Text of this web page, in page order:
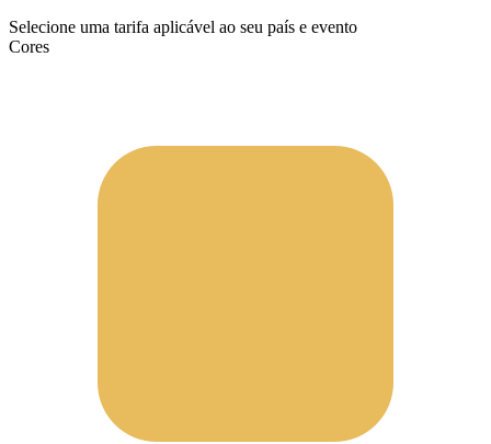
Selecione uma tarifa aplicável ao seu país e evento
Cores